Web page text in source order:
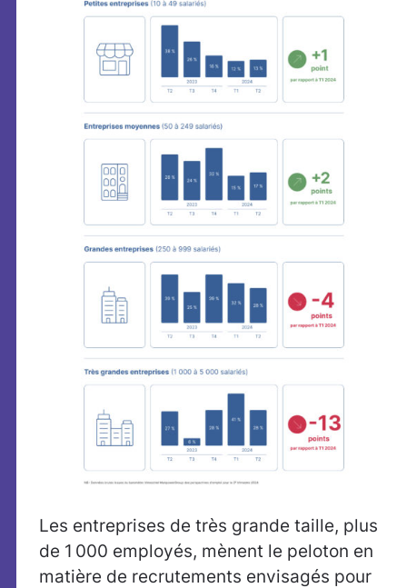
Les entreprises de très grande taille, plus
de 1 000 employés, mènent le peloton en
matière de recrutements envisagés pour